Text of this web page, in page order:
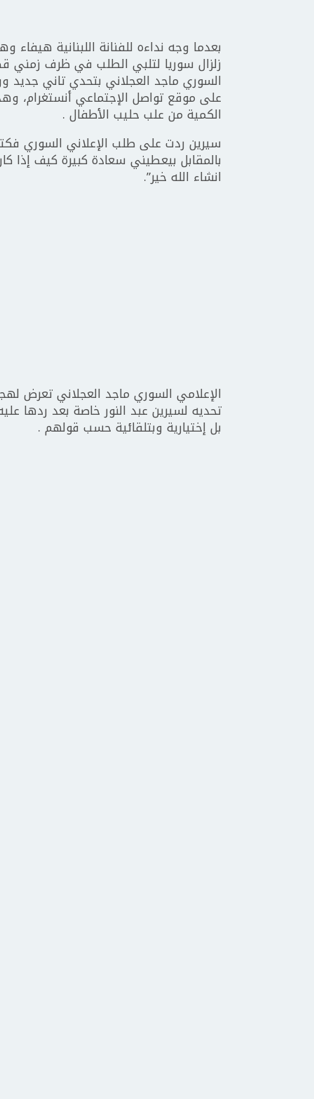
زلزال سوريا لتلبي الطلب في ظرف زمني
السوري ماجد العجلاني بتحدي تاني
على موقع تواصل الإجتماعي أنستغرام،
الكمية من علب حليب الأطفال .
سيرين ردت على طلب الإعلاني السوري
بالمقابل بيعطيني سعادة كبيرة كيف
انشاء الله خير”.
الإعلامي السوري ماجد العجلاني تعرض
تحديه لسيرين عبد النور خاصة بعد ردها
بل إختيارية وبتلقائية حسب قولهم .